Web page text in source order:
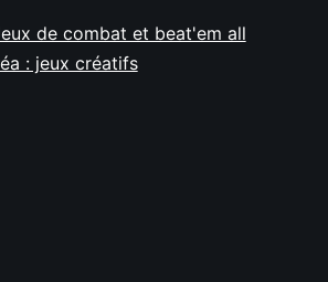
de combat et beat'em all
: jeux créatifs